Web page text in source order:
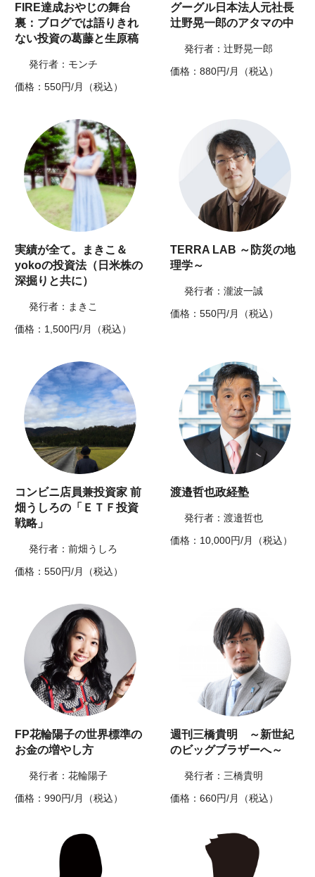
FIRE達成おやじの舞台
裏：ブログでは語りきれ
ない投資の葛藤と生原稿
発行者：モンチ
価格：550円/月（税込）
グーグル日本法人元社長
辻野晃一郎のアタマの中
発行者：辻野晃一郎
価格：880円/月（税込）
実績が全て。まきこ＆
yokoの投資法（日米株の
深掘りと共に）
発行者：まきこ
価格：1,500円/月（税込）
TERRA LAB ～防災の地
理学～
発行者：瀧波一誠
価格：550円/月（税込）
コンビニ店員兼投資家 前
畑うしろの「ＥＴＦ投資
戦略」
発行者：前畑うしろ
価格：550円/月（税込）
渡邉哲也政経塾
発行者：渡邉哲也
価格：10,000円/月（税込）
FP花輪陽子の世界標準の
お金の増やし方
発行者：花輪陽子
価格：990円/月（税込）
週刊三橋貴明 ～新世紀
のビッグブラザーへ～
発行者：三橋貴明
価格：660円/月（税込）